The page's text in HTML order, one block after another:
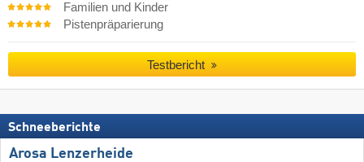
Familien und Kinder
Pistenpräparierung
Testbericht
Schneeberichte
Arosa Lenzerheide